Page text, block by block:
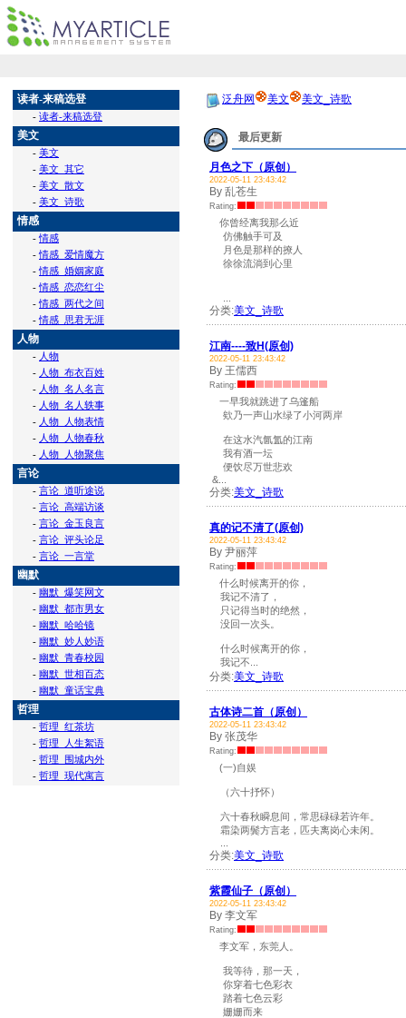
读者-来稿选登
- 读者-来稿选登
美文
- 美文
- 美文_其它
- 美文_散文
- 美文_诗歌
情感
-情感
-情感_爱情魔方
-情感_婚姻家庭
-情感_恋恋红尘
-情感_两代之间
-情感_思君无涯
人物
- 人物
- 人物_布衣百姓
- 人物_名人名言
- 人物_名人轶事
- 人物_人物表情
- 人物_人物春秋
- 人物_人物聚焦
言论
- 言论_道听途说
- 言论_高端访谈
- 言论_金玉良言
- 言论_评头论足
- 言论_一言堂
幽默
- 幽默_爆笑网文
- 幽默_都市男女
- 幽默_哈哈镜
- 幽默_妙人妙语
- 幽默_青春校园
- 幽默_世相百态
- 幽默_童话宝典
哲理
- 哲理_红茶坊
- 哲理_人生絮语
- 哲理_围城内外
- 哲理_现代寓言
泛舟网 美文 美文_诗歌
最后更新
月色之下（原创）
2022-05-11 23:43:42
By 乱苍生
Rating:
你曾经离我那么近
仿佛触手可及
月色是那样的撩人
徐徐流淌到心里
分类:美文_诗歌
江南----致H(原创)
2022-05-11 23:43:42
By 王儒西
Rating:
一早我就跳进了乌篷船
欸乃一声山水绿了小河两岸
在这水汽氤氲的江南
我有酒一坛
便饮尽万世悲欢
&...
分类:美文_诗歌
真的记不清了(原创)
2022-05-11 23:43:42
By 尹丽萍
Rating:
什么时候离开的你，
我记不清了，
只记得当时的绝然，
没回一次头。
什么时候离开的你，
我记不...
分类:美文_诗歌
古体诗二首（原创）
2022-05-11 23:43:42
By 张茂华
Rating:
(一)自娱
（六十抒怀）
六十春秋瞬息间，常思碌碌若许年。
霜染两鬓方言老，匹夫离岗心未闲。
分类:美文_诗歌
紫霞仙子（原创）
2022-05-11 23:43:42
By 李文军
Rating:
李文军，东莞人。
我等待，那一天，
你穿着七色彩衣
踏着七色云彩
姗姗而来